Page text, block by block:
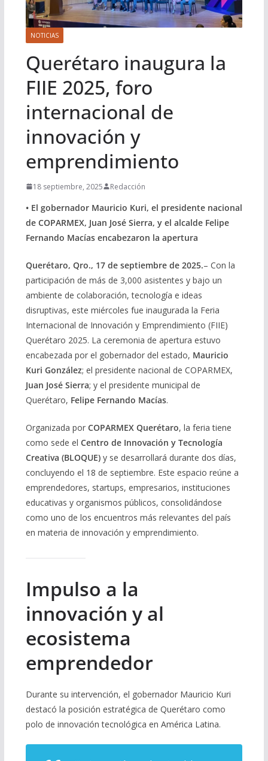
NOTICIAS
Querétaro inaugura la
FIIE 2025, foro
internacional de
innovación y
emprendimiento
18 septiembre, 2025 Redacción
• El gobernador Mauricio Kuri, el presidente nacional
de COPARMEX, Juan José Sierra, y el alcalde Felipe
Fernando Macías encabezaron la apertura
Querétaro, Qro., 17 de septiembre de 2025.– Con la
participación de más de 3,000 asistentes y bajo un
ambiente de colaboración, tecnología e ideas
disruptivas, este miércoles fue inaugurada la Feria
Internacional de Innovación y Emprendimiento (FIIE)
Querétaro 2025. La ceremonia de apertura estuvo
encabezada por el gobernador del estado, Mauricio
Kuri González; el presidente nacional de COPARMEX,
Juan José Sierra; y el presidente municipal de
Querétaro, Felipe Fernando Macías.
Organizada por COPARMEX Querétaro, la feria tiene
como sede el Centro de Innovación y Tecnología
Creativa (BLOQUE)y se desarrollará durante dos días,
concluyendo el 18 de septiembre. Este espacio reúne a
emprendedores, startups, empresarios, instituciones
educativas y organismos públicos, consolidándose
como uno de los encuentros más relevantes del país
en materia de innovación y emprendimiento.
Impulso a la
innovación y al
ecosistema
emprendedor
Durante su intervención, el gobernador Mauricio Kuri
destacó la posición estratégica de Querétaro como
polo de innovación tecnológica en América Latina.